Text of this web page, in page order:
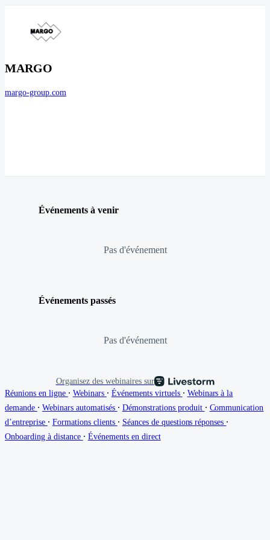
MARGO
margo-group.com
Événements à venir
Pas d'événement
Événements passés
Pas d'événement
Organisez des webinaires sur
Réunions en ligne ∙ Webinars ∙ Événements virtuels ∙ Webinars à la
demande ∙ Webinars automatisés ∙ Démonstrations produit ∙ Communication
d’entreprise ∙ Formations clients ∙ Séances de questions réponses ∙
Onboarding à distance ∙ Événements en direct